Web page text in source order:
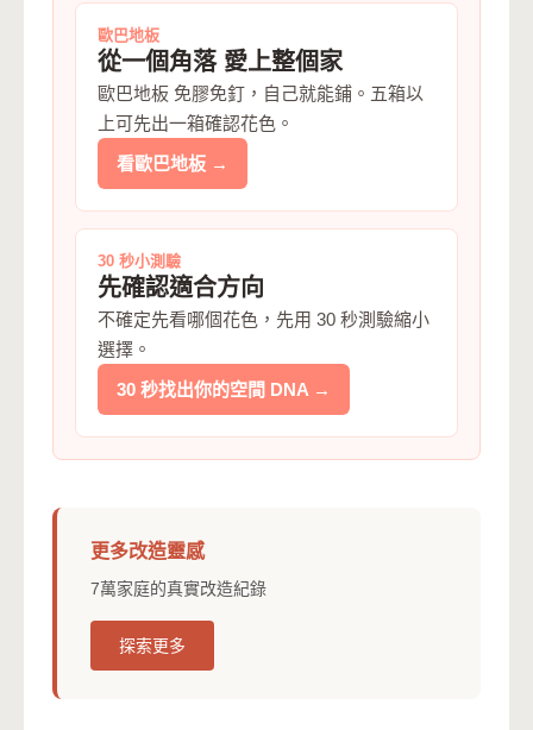
歐巴地板
從一個角落 愛上整個家
歐巴地板 免膠免釘，自己就能鋪。五箱以
上可先出一箱確認花色。
看歐巴地板 →
30 秒小測驗
先確認適合方向
不確定先看哪個花色，先用 30 秒測驗縮小
選擇。
30 秒找出你的空間 DNA →
更多改造靈感
7萬家庭的真實改造紀錄
探索更多